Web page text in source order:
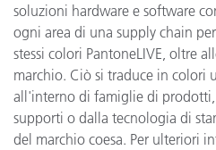
soluzioni hardware e software
ogni area di una supply chain
stessi colori PantoneLIVE, oltre
marchio. Ciò si traduce in colori
all'interno di famiglie di
supporti o dalla tecnologia di
del marchio coesa. Per ulteriori